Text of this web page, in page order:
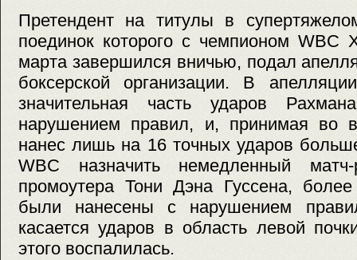
Претендент на титулы в
поединок которого с чемпионом
марта завершился вничью, подал
боксерской организации. В
значительная часть ударов
нарушением правил, и, принимая во
нанес лишь на 16 точных ударов
WBC назначить немедленный
промоутера Тони Дэна Гуссена,
были нанесены с нарушением
касается ударов в область левой
этого воспалилась.